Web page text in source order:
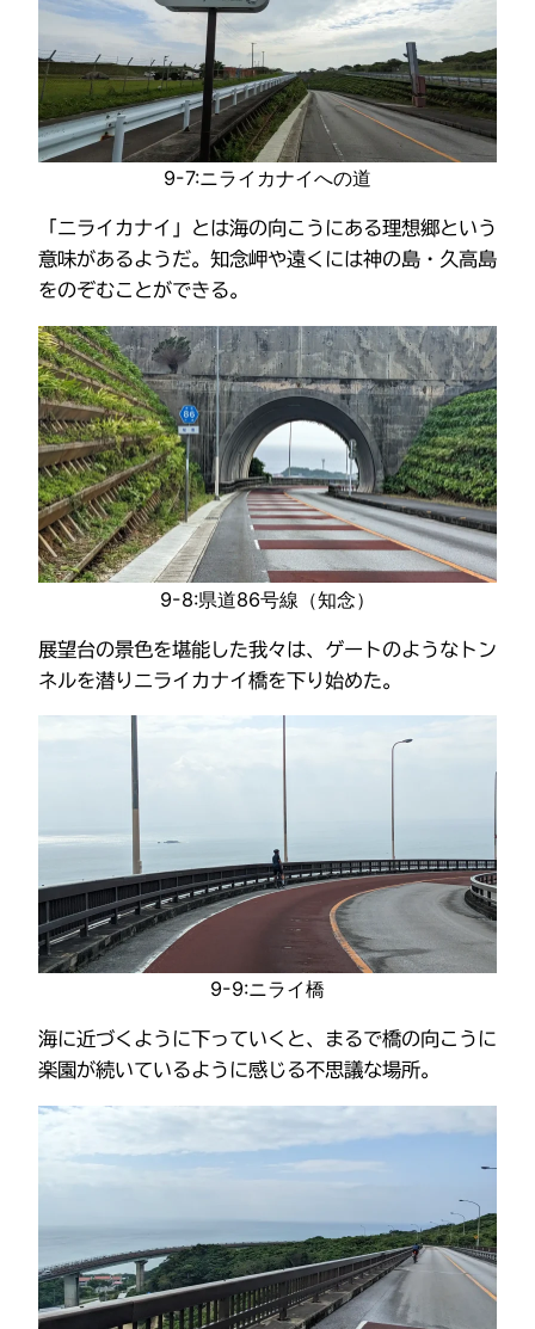
9-7:ニライカナイへの道
「ニライカナイ」とは海の向こうにある理想郷という
意味があるようだ。知念岬や遠くには神の島・久高島
をのぞむことができる。
9-8:県道86号線（知念）
展望台の景色を堪能した我々は、ゲートのようなトン
ネルを潜りニライカナイ橋を下り始めた。
9-9:ニライ橋
海に近づくように下っていくと、まるで橋の向こうに
楽園が続いているように感じる不思議な場所。